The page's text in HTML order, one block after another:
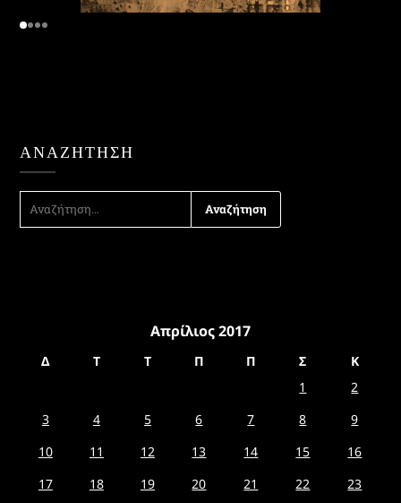
ΑΝΑΖΉΤΗΣΗ
ΑΝΑΖΉΤΗΣΗ
ΓΙΑ:
Απρίλιος 2017
Δ Τ Τ Π Π Σ
Κ
1
2
3
4 5 6 7 8
9
10
11 12 13 14 15
16
17
18 19 20 21 22
23